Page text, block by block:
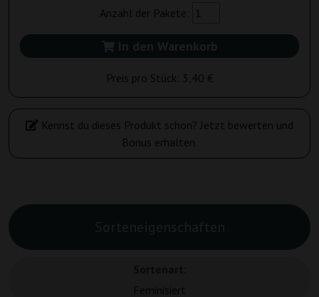
Anzahl der Pakete:
In den Warenkorb
Preis pro Stück: 3,40 €
Kennst du dieses Produkt schon? Jetzt bewerten und
Bonus erhalten.
Sorteneigenschaften